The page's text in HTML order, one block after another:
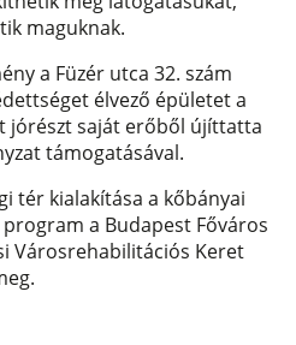
maguknak.
a Füzér utca 32. szám
élvező épületet a
jórészt saját erőből újíttatta
támogatásával.
tér kialakítása a kőbányai
a Budapest Főváros
Városrehabilitációs Keret